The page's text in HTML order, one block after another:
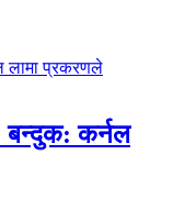
बन्दुक: कर्नल